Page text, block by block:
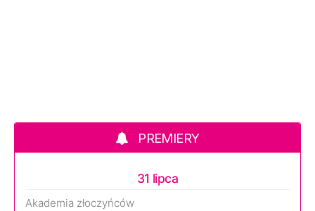
PREMIERY
31 lipca
Akademia złoczyńców